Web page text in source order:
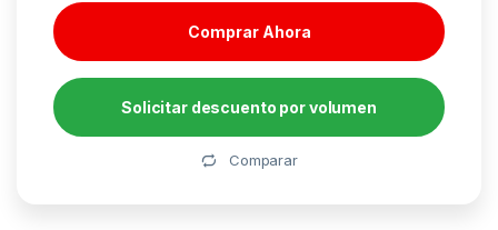
Comprar Ahora
Solicitar descuento por volumen
Comparar